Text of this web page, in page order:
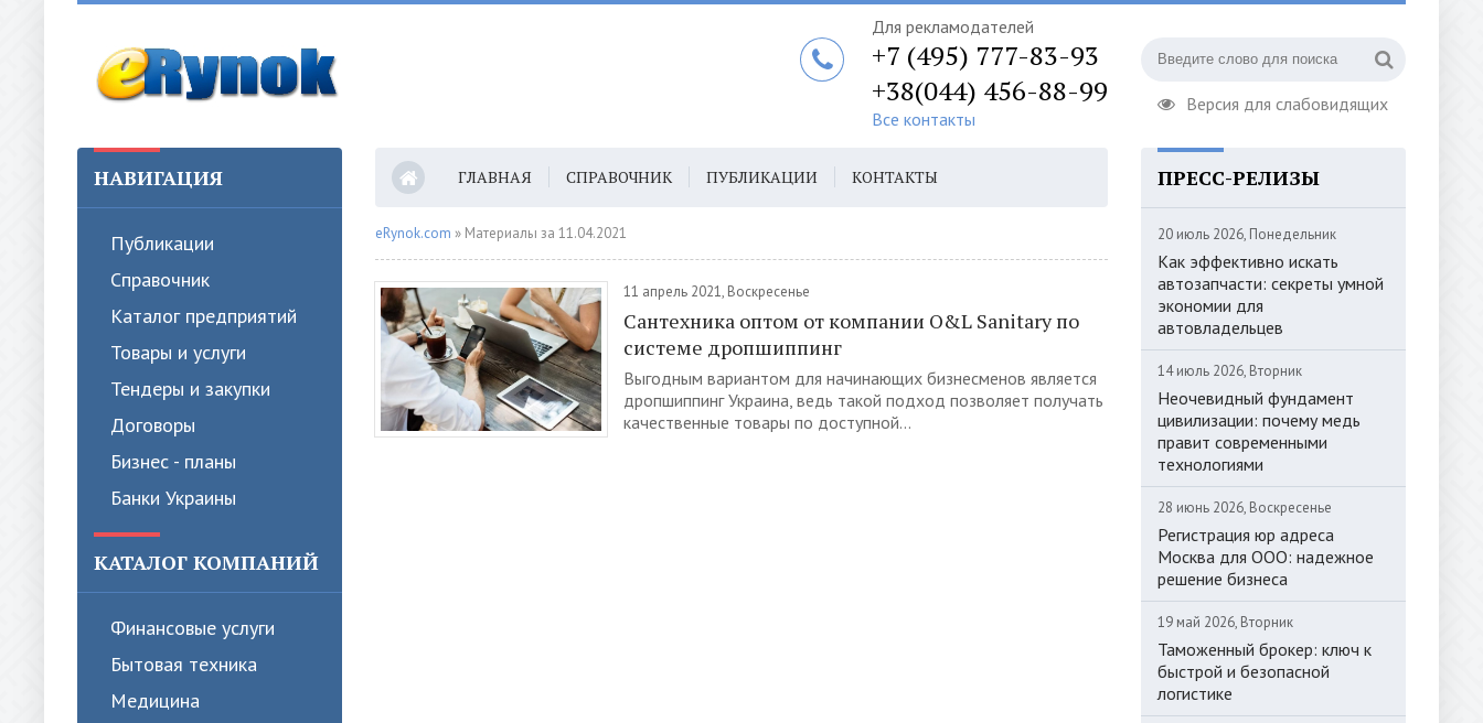
Версия для слабовидящих
Для рекламодателей
+7 (495) 777-83-93
+38(044) 456-88-99
Все контакты
НАВИГАЦИЯ
Публикации
Справочник
Каталог предприятий
Товары и услуги
Тендеры и закупки
Договоры
Бизнес - планы
Банки Украины
КАТАЛОГ КОМПАНИЙ
Финансовые услуги
Бытовая техника
Медицина
ГЛАВНАЯ СПРАВОЧНИК ПУБЛИКАЦИИ КОНТАКТЫ
eRynok.com » Материалы за 11.04.2021
11 апрель 2021, Воскресенье
Сантехника оптом от компании O&L Sanitary по
системе дропшиппинг
Выгодным вариантом для начинающих бизнесменов является
дропшиппинг Украина, ведь такой подход позволяет получать
качественные товары по доступной...
ПРЕСС-РЕЛИЗЫ
20 июль 2026, Понедельник
Как эффективно искать
автозапчасти: секреты умной
экономии для
автовладельцев
14 июль 2026, Вторник
Неочевидный фундамент
цивилизации: почему медь
правит современными
технологиями
28 июнь 2026, Воскресенье
Регистрация юр адреса
Москва для ООО: надежное
решение бизнеса
19 май 2026, Вторник
Таможенный брокер: ключ к
быстрой и безопасной
логистике